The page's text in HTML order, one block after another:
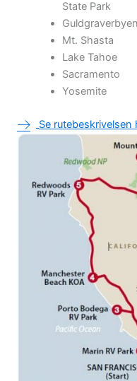
State Park
Mt. Shasta
Lake Tahoe
Sacramento
Yosemite
Se rutebeskrivelsen